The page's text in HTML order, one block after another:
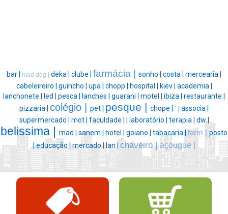
bar | mad dog | deka | clube | farmácia | sonho | costa | mercearia |
cabeleireiro | guincho | upa | chopp | hospital | kiev | academia |
lanchonete |
led | pesca | lanches | guarani | motel | ibiza | restaurante |
pizzaria | colégio | pet | pesque | chope | ' | associa |
supermercado | mot | faculdade | laboratório | terapia | dw |
belissima | mad | sanem | hotel | goiano | tabacaria |farm | posto
|educação |mercado |lan | chaveiro |açougue |